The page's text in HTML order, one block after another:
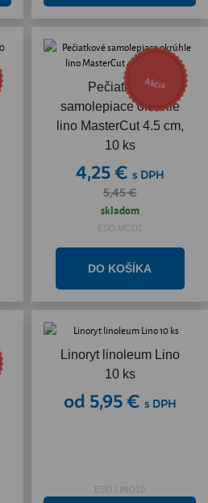
Pečiatkové
samolepiace okrúhle
lino MasterCut 4.5 cm,
10 ks
Akcia
4,25 € s DPH
5,45 €
skladom
ESD.MCD1
Linoryt linoleum Lino
10 ks
od 5,95 € s DPH
ESD.LINO10